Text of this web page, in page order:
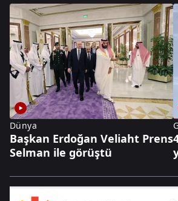
Dünya
Başkan Erdoğan Veliaht Prens
Selman ile görüştü